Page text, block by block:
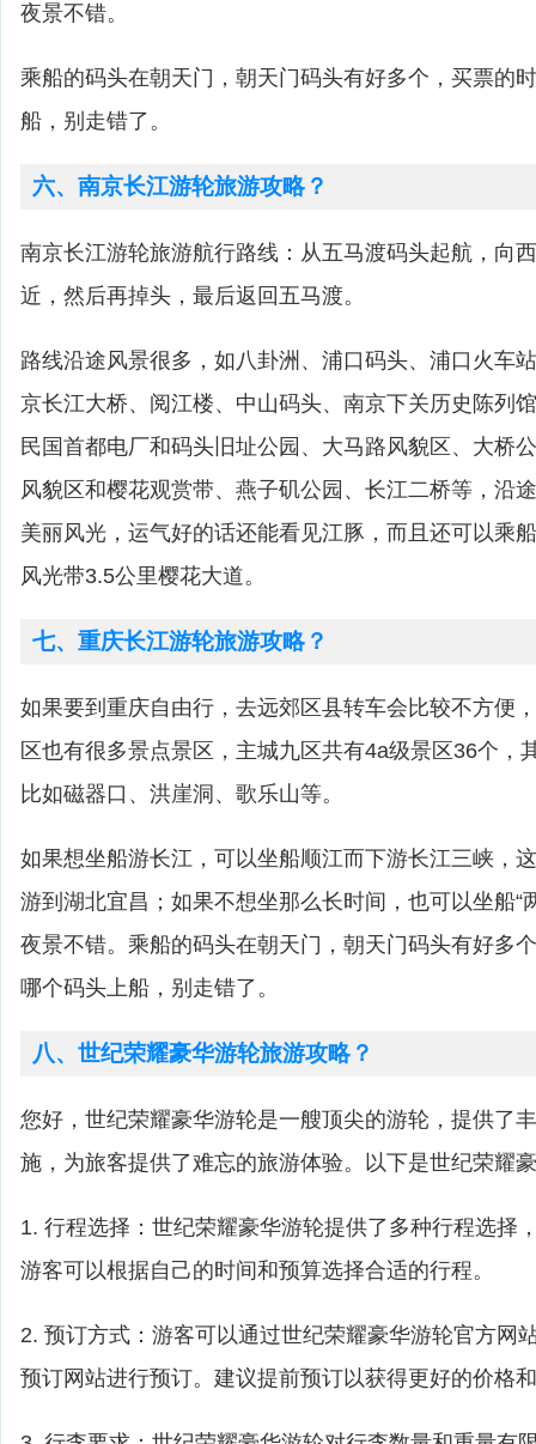
夜景不错。
乘船的码头在朝天门，朝天门码头有好多个，买票的
船，别走错了。
六、南京长江游轮旅游攻略？
南京长江游轮旅游航行路线：从五马渡码头起航，向
近，然后再掉头，最后返回五马渡。
路线沿途风景很多，如八卦洲、浦口码头、浦口火车
京长江大桥、阅江楼、中山码头、南京下关历史陈列
民国首都电厂和码头旧址公园、大马路风貌区、大桥
风貌区和樱花观赏带、燕子矶公园、长江二桥等，沿
美丽风光，运气好的话还能看见江豚，而且还可以乘
风光带3.5公里樱花大道。
七、重庆长江游轮旅游攻略？
如果要到重庆自由行，去远郊区县转车会比较不方便
区也有很多景点景区，主城九区共有4a级景区36个，
比如磁器口、洪崖洞、歌乐山等。
如果想坐船游长江，可以坐船顺江而下游长江三峡，
游到湖北宜昌；如果不想坐那么长时间，也可以坐船“
夜景不错。乘船的码头在朝天门，朝天门码头有好多
哪个码头上船，别走错了。
八、世纪荣耀豪华游轮旅游攻略？
您好，世纪荣耀豪华游轮是一艘顶尖的游轮，提供了
施，为旅客提供了难忘的旅游体验。以下是世纪荣耀
1. 行程选择：世纪荣耀豪华游轮提供了多种行程选择
游客可以根据自己的时间和预算选择合适的行程。
2. 预订方式：游客可以通过世纪荣耀豪华游轮官方网
预订网站进行预订。建议提前预订以获得更好的价格